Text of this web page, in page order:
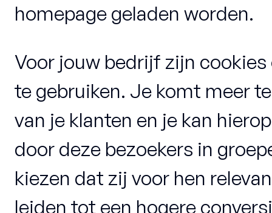
homepage geladen worden.
Voor jouw bedrijf zijn
te gebruiken. Je komt meer
van je klanten en je kan
door deze bezoekers in
kiezen dat zij voor hen
leiden tot een hogere